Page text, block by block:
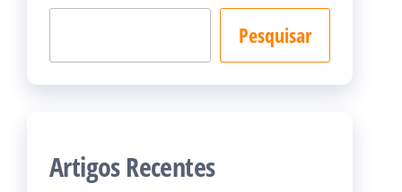
Pesquisar
Artigos Recentes